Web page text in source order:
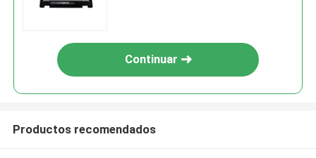
Continuar
Productos recomendados